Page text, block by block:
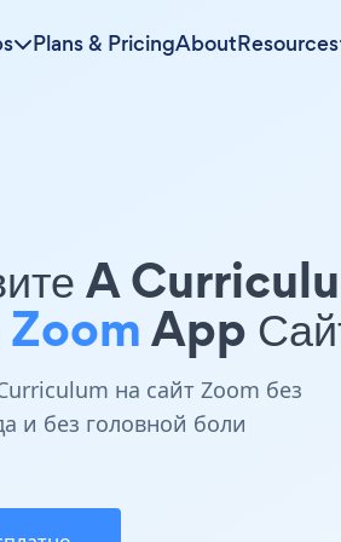
Plans & PricingAboutResources
A
ZoomApp
на сайт Zoom без
и без головной боли